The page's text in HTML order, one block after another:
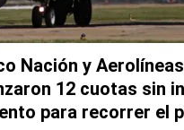
Nación y Aerolíneas
12 cuotas sin
para recorrer el